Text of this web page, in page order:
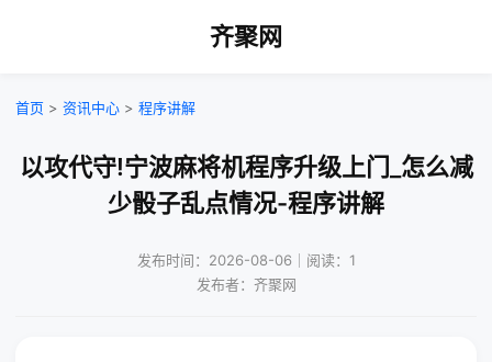
齐聚网
首页 > 资讯中心 > 程序讲解
以攻代守!宁波麻将机程序升级上门_怎么减
少骰子乱点情况-程序讲解
发布时间：2026-08-06｜阅读：1
发布者：齐聚网